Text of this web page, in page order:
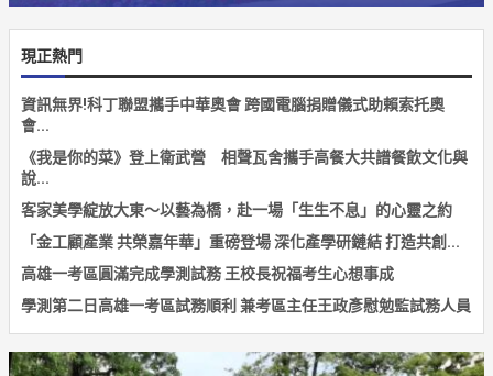
現正熱門
資訊無界!科丁聯盟攜手中華奧會 跨國電腦捐贈儀式助賴索托奧
會...
《我是你的菜》登上衛武營 相聲瓦舍攜手高餐大共譜餐飲文化與
說...
客家美學綻放大東～以藝為橋，赴一場「生生不息」的心靈之約
「金工顧產業 共榮嘉年華」重磅登場 深化產學研鏈結 打造共創...
高雄一考區圓滿完成學測試務 王校長祝福考生心想事成
學測第二日高雄一考區試務順利 兼考區主任王政彥慰勉監試務人員